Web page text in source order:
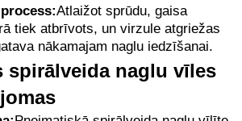
Atlaižot sprūdu, gaisa
tiek atbrīvots, un virzule atgriežas
nākamajam naglu iedzīšanai.
spirālveida naglu vīles